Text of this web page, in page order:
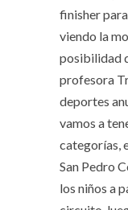
finisher
viendo la
posibilidad
profesora
deportes
vamos a
categorías,
San Pedro
los niños a